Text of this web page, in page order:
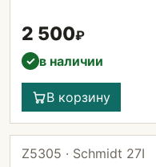
2 500₽
✓ в наличии
В корзину
Z5305 · Schmidt 27I